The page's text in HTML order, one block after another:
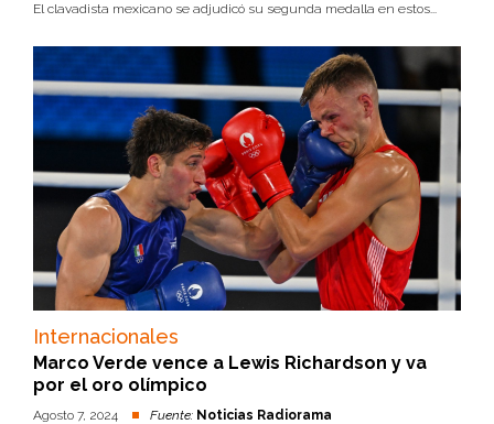
El clavadista mexicano se adjudicó su segunda medalla en estos...
Internacionales
Marco Verde vence a Lewis Richardson y va
por el oro olímpico
Agosto 7, 2024 Fuente: Noticias Radiorama